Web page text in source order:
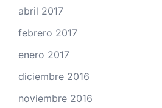
abril 2017
febrero 2017
enero 2017
diciembre 2016
noviembre 2016